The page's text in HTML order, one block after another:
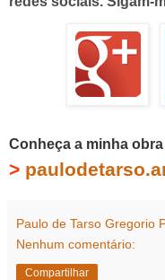
Conheça a minha
>
Paulo de Tarso Gregorio
Nenhum comentário:
Compartilhar